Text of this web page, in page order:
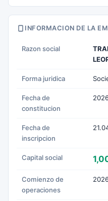
INFORMACION DE LA
Razon social
Forma juridica
Fecha de
constitucion
Fecha de
inscripcion
Capital social
Comienzo de
operaciones